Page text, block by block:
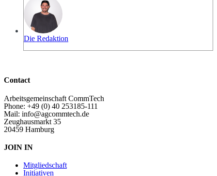
Die Redaktion
Contact
Arbeitsgemeinschaft CommTech
Phone: +49 (0) 40 253185-111
Mail: info@agcommtech.de
Zeughausmarkt 35
20459 Hamburg
JOIN IN
Mitgliedschaft
Initiativen